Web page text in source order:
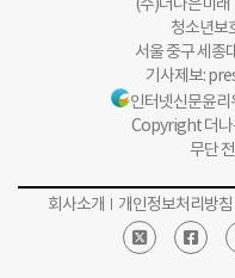
청소년보
서울 중구 세종
기사제보:
인터넷신문윤리
Copyright 더
무단
회사소개 개인정보처리방침